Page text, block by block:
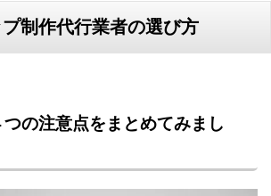
制作代行業者の選び方
の注意点をまとめてみまし